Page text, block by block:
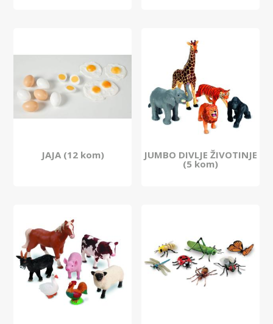
JAJA (12 kom) JUMBO DIVLJE ŽIVOTINJE
(5 kom)